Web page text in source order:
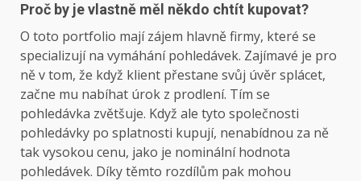
Proč by je vlastně měl někdo chtít kupovat?
O toto portfolio mají zájem hlavně firmy, které se
specializují na vymáhání pohledávek. Zajímavé je pro
ně v tom, že když klient přestane svůj úvěr splácet,
začne mu nabíhat úrok z prodlení. Tím se
pohledávka zvětšuje. Když ale tyto společnosti
pohledávky po splatnosti kupují, nenabídnou za ně
tak vysokou cenu, jako je nominální hodnota
pohledávek. Díky těmto rozdílům pak mohou